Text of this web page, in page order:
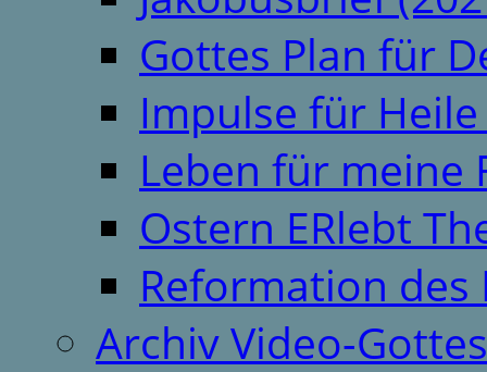
Gottes Plan für
Impulse für
Leben für meine
Ostern ERlebt
Reformation des
Archiv Video-